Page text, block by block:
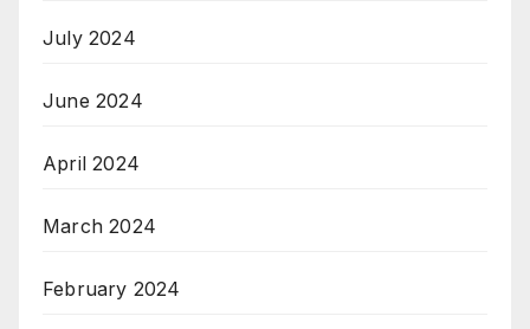
July 2024
June 2024
April 2024
March 2024
February 2024